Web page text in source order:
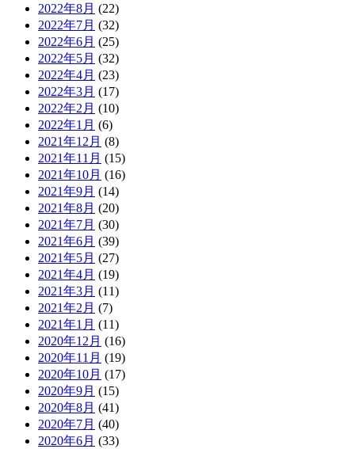
2022年8月 (22)
2022年7月 (32)
2022年6月 (25)
2022年5月 (32)
2022年4月 (23)
2022年3月 (17)
2022年2月 (10)
2022年1月 (6)
2021年12月 (8)
2021年11月 (15)
2021年10月 (16)
2021年9月 (14)
2021年8月 (20)
2021年7月 (30)
2021年6月 (39)
2021年5月 (27)
2021年4月 (19)
2021年3月 (11)
2021年2月 (7)
2021年1月 (11)
2020年12月 (16)
2020年11月 (19)
2020年10月 (17)
2020年9月 (15)
2020年8月 (41)
2020年7月 (40)
2020年6月 (33)